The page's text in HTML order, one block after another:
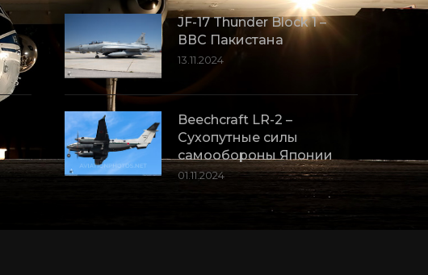
JF-17 Thunder Block 1 –
ВВС Пакистана
13.11.2024
Beechcraft LR-2 –
Сухопутные силы
самообороны Японии
01.11.2024